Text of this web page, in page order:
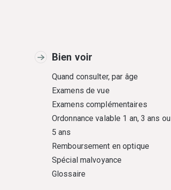
Bien voir
Quand consulter, par âge
Examens de vue
Examens complémentaires
Ordonnance valable 1 an, 3 ans ou
5 ans
Remboursement en optique
Spécial malvoyance
Glossaire